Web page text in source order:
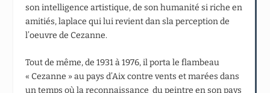
son intelligence artistique, de son humanité si riche en
amitiés, laplace qui lui revient dan sla perception de
l’oeuvre de Cezanne.
Tout de même, de 1931 à 1976, il porta le flambeau
« Cezanne » au pays d’Aix contre vents et marées dans
un temps où la reconnaissance du peintre en son pays